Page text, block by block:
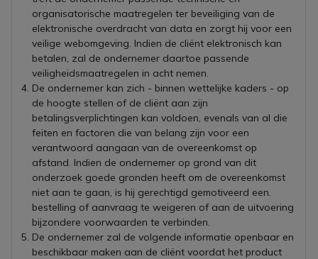
organisatorische maatregelen ter beveiliging van de
elektronische overdracht van data en zorgt hij voor een
veilige webomgeving. Indien de cliënt elektronisch kan
betalen, zal de ondernemer daartoe passende
veiligheidsmaatregelen in acht nemen.
De ondernemer kan zich - binnen wettelijke kaders - op
de hoogte stellen of de cliënt aan zijn
betalingsverplichtingen kan voldoen, evenals van al die
feiten en factoren die van belang zijn voor een
verantwoord aangaan van de overeenkomst op
afstand. Indien de ondernemer op grond van dit
onderzoek goede gronden heeft om de overeenkomst
niet aan te gaan, is hij gerechtigd gemotiveerd een.
bestelling of aanvraag te weigeren of aan de uitvoering
bijzondere voorwaarden te verbinden.
De ondernemer zal de volgende informatie openbaar en
beschikbaar maken aan de cliënt voordat het product